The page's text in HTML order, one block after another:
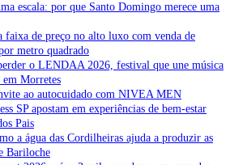
escala: por que Santo Domingo merece uma
faixa de preço no alto luxo com venda de
metro quadrado
o LENDAA 2026, festival que une música
em Morretes
ao autocuidado com NIVEA MEN
SP apostam em experiências de bem-estar
Pais
a água das Cordilheiras ajuda a produzir as
Bariloche